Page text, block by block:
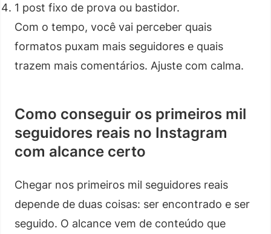
1 post fixo de prova ou bastidor.
Com o tempo, você vai perceber quais
formatos puxam mais seguidores e quais
trazem mais comentários. Ajuste com calma.
Como conseguir os primeiros mil
seguidores reais no Instagram
com alcance certo
Chegar nos primeiros mil seguidores reais
depende de duas coisas: ser encontrado e ser
seguido. O alcance vem de conteúdo que